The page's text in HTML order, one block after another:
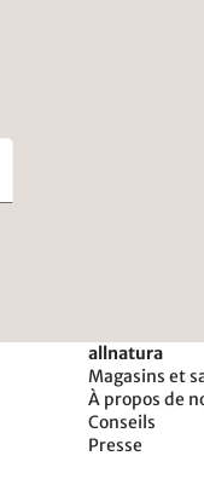
allnatura
Magasins et
À propos de
Conseils
Presse